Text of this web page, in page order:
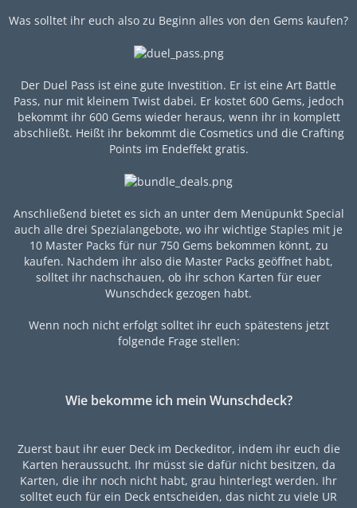
Was solltet ihr euch also zu Beginn alles von den Gems kaufen?
Der Duel Pass ist eine gute Investition. Er ist eine Art Battle
Pass, nur mit kleinem Twist dabei. Er kostet 600 Gems, jedoch
bekommt ihr 600 Gems wieder heraus, wenn ihr in komplett
abschließt. Heißt ihr bekommt die Cosmetics und die Crafting
Points im Endeffekt gratis.
Anschließend bietet es sich an unter dem Menüpunkt Special
auch alle drei Spezialangebote, wo ihr wichtige Staples mit je
10 Master Packs für nur 750 Gems bekommen könnt, zu
kaufen. Nachdem ihr also die Master Packs geöffnet habt,
solltet ihr nachschauen, ob ihr schon Karten für euer
Wunschdeck gezogen habt.
Wenn noch nicht erfolgt solltet ihr euch spätestens jetzt
folgende Frage stellen:
Wie bekomme ich mein Wunschdeck?
Zuerst baut ihr euer Deck im Deckeditor, indem ihr euch die
Karten heraussucht. Ihr müsst sie dafür nicht besitzen, da
Karten, die ihr noch nicht habt, grau hinterlegt werden. Ihr
solltet euch für ein Deck entscheiden, das nicht zu viele UR